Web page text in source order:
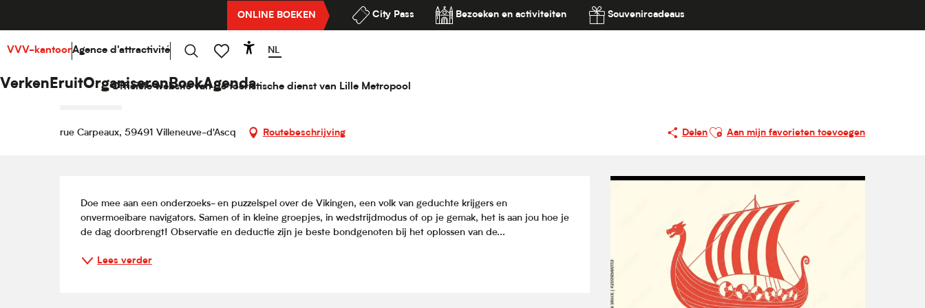
principal
ONLINE BOEKEN City Pass Bezoeken en activiteiten Souvenircadeaus
VerkenEruitOrganiserenBoekAgenda
Officiële website van de toeristische dienst van Lille Metropool
VVV-kantoorAgence d'attractivité NL
Agenda Enquête chez les Vikings
Zondag 9 augustus van 10:30 tot 18:30
Enquête chez les Vikings
rue Carpeaux, 59491 Villeneuve-d'Ascq Routebeschrijving Delen
Ajouter aux favoris
Aan mijn favorieten toevoegen
Beschrijving
Doe mee aan een onderzoeks- en puzzelspel over de Vikingen, een volk van geduchte krijgers en
onvermoeibare navigators. Samen of in kleine groepjes, in wedstrijdmodus of op je gemak, het is aan jou hoe je
de dag doorbrengt! Observatie en deductie zijn je beste bondgenoten bij het oplossen van de...
Lees verder